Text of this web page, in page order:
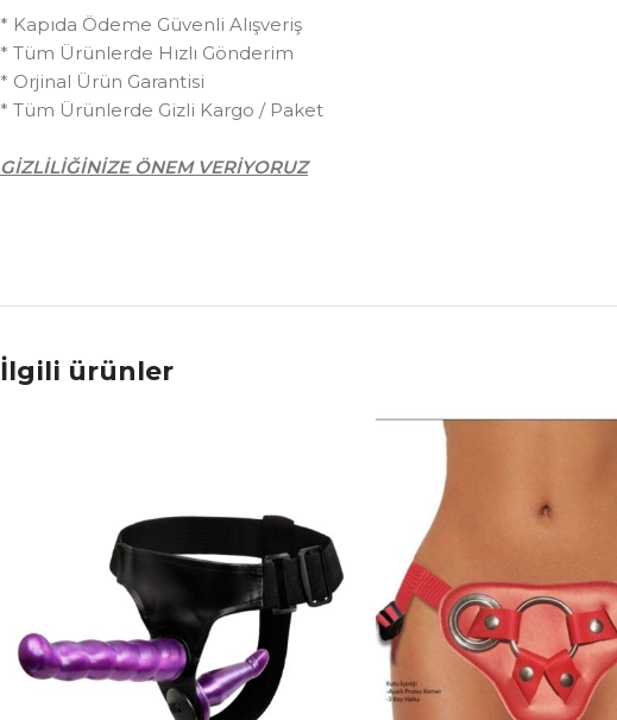
* Kapıda Ödeme Güvenli Alışveriş
* Tüm Ürünlerde Hızlı Gönderim
* Orjinal Ürün Garantisi
* Tüm Ürünlerde Gizli Kargo / Paket
GİZLİLİĞİNİZE ÖNEM VERİYORUZ
İlgili ürünler